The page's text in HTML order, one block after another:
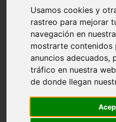
Usamos cookies y
rastreo para mejorar
navegación en
mostrarte contenidos
anuncios adecuados,
tráfico en nuestra
de donde llegan
vocabulario de cocina
Madrid - pozuelo-de-alarcón
Teruel - sarrión
Cádiz - algodonales
Illes-balears - inca
Madrid - madrid
Málaga - torremolinos
Asturias - oviedo
Cádiz - el-puerto-de-santa-
Toledo - illescas
Málaga - marbella